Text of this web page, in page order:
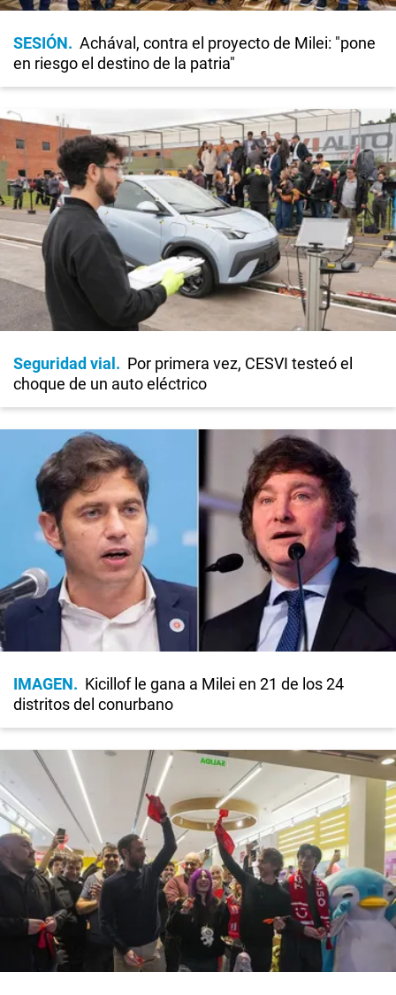
SESIÓN
Achával, contra el proyecto de Milei: "pone
en riesgo el destino de la patria"
Seguridad vial
Por primera vez, CESVI testeó el
choque de un auto eléctrico
IMAGEN
Kicillof le gana a Milei en 21 de los 24
distritos del conurbano